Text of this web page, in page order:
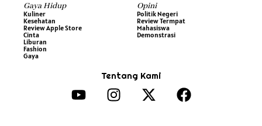
Gaya Hidup
Kuliner
Kesehatan
Review Apple Store
Cinta
Liburan
Fashion
Gaya
Opini
Politik Negeri
Review Termpat
Mahasiswa
Demonstrasi
Tentang Kami